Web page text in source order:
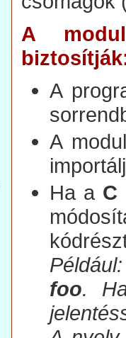
A
A
A
Ha a C
foo.